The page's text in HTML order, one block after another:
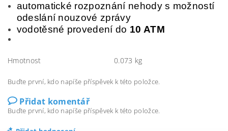
automatické rozpoznání nehody s možností
odeslání nouzové zprávy
vodotěsné provedení do 10 ATM
Hmotnost 0.073 kg
Buďte první, kdo napíše příspěvek k této položce.
Přidat komentář
Buďte první, kdo napíše příspěvek k této položce.